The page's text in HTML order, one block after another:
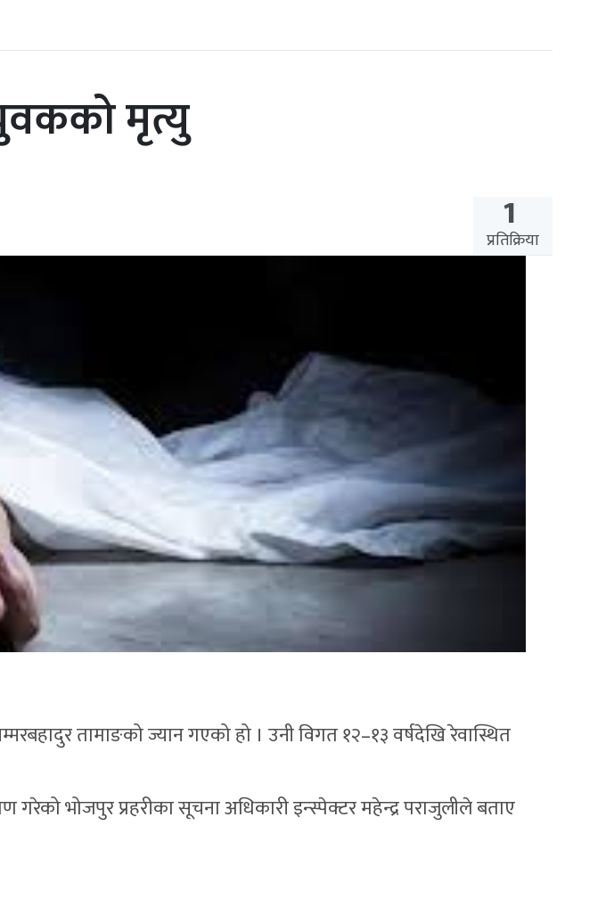
मृत्यु
1
प्रतिक्रिया
तामाङको ज्यान गएको हो । उनी विगत १२–१३ वर्षदेखि रेवास्थित
भोजपुर प्रहरीका सूचना अधिकारी इन्स्पेक्टर महेन्द्र पराजुलीले बताए